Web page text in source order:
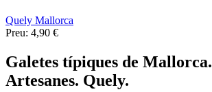
Quely Mallorca
Preu: 4,90 €
Galetes típiques de Mallorca.
Artesanes. Quely.